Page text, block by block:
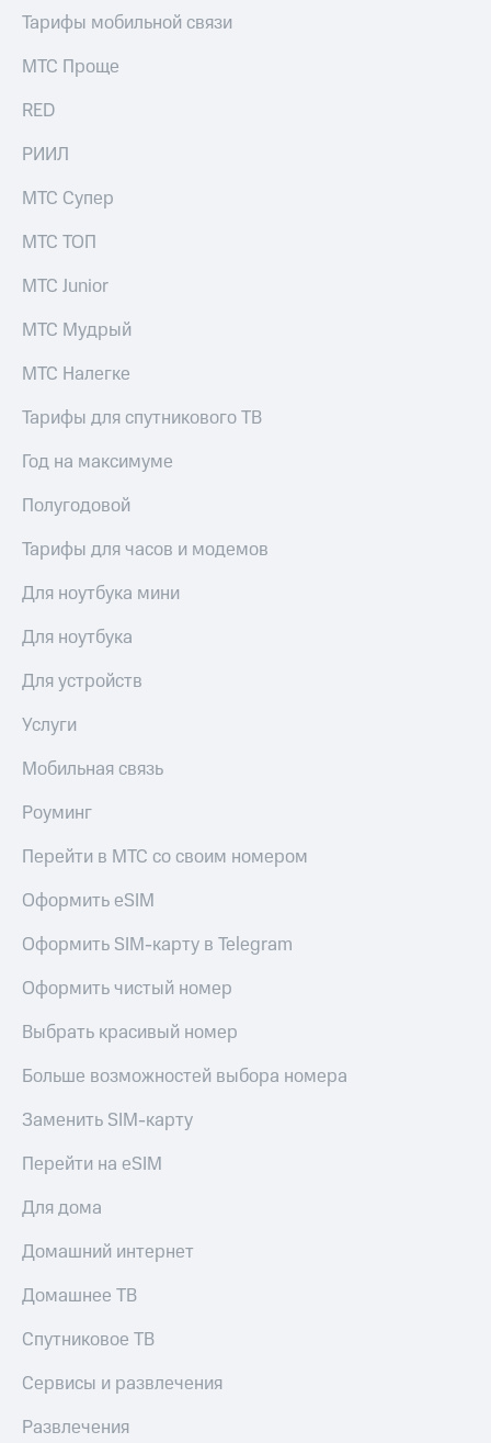
Тарифы мобильной связи
МТС Проще
RED
РИИЛ
МТС Супер
МТС ТОП
МТС Junior
МТС Мудрый
МТС Налегке
Тарифы для спутникового ТВ
Год на максимуме
Полугодовой
Тарифы для часов и модемов
Для ноутбука мини
Для ноутбука
Для устройств
Услуги
Мобильная связь
Роуминг
Перейти в МТС со своим номером
Оформить eSIM
Оформить SIM-карту в Telegram
Оформить чистый номер
Выбрать красивый номер
Больше возможностей выбора номера
Заменить SIM-карту
Перейти на eSIM
Для дома
Домашний интернет
Домашнее ТВ
Спутниковое ТВ
Сервисы и развлечения
Развлечения